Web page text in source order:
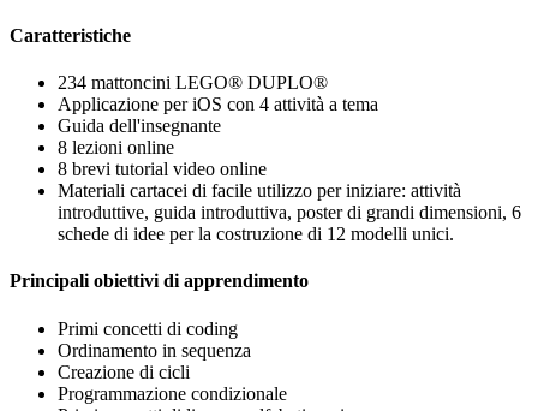
Caratteristiche
234 mattoncini LEGO® DUPLO®
Applicazione per iOS con 4 attività a tema
Guida dell'insegnante
8 lezioni online
8 brevi tutorial video online
Materiali cartacei di facile utilizzo per iniziare: attività
introduttive, guida introduttiva, poster di grandi dimensioni, 6
schede di idee per la costruzione di 12 modelli unici.
Principali obiettivi di apprendimento
Primi concetti di coding
Ordinamento in sequenza
Creazione di cicli
Programmazione condizionale